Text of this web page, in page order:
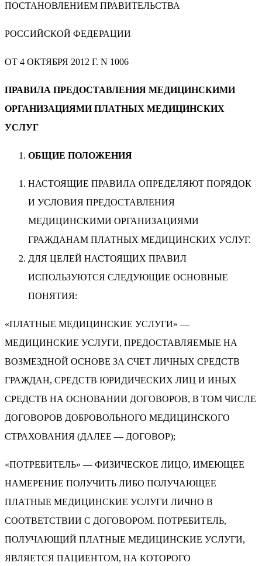
ПОСТАНОВЛЕНИЕМ ПРАВИТЕЛЬСТВА
РОССИЙСКОЙ ФЕДЕРАЦИИ
ОТ 4 ОКТЯБРЯ 2012 Г. N 1006
ПРАВИЛА ПРЕДОСТАВЛЕНИЯ МЕДИЦИНСКИМИ
ОРГАНИЗАЦИЯМИ ПЛАТНЫХ МЕДИЦИНСКИХ
УСЛУГ
ОБЩИЕ ПОЛОЖЕНИЯ
НАСТОЯЩИЕ ПРАВИЛА ОПРЕДЕЛЯЮТ ПОРЯДОК
И УСЛОВИЯ ПРЕДОСТАВЛЕНИЯ
МЕДИЦИНСКИМИ ОРГАНИЗАЦИЯМИ
ГРАЖДАНАМ ПЛАТНЫХ МЕДИЦИНСКИХ УСЛУГ.
ДЛЯ ЦЕЛЕЙ НАСТОЯЩИХ ПРАВИЛ
ИСПОЛЬЗУЮТСЯ СЛЕДУЮЩИЕ ОСНОВНЫЕ
ПОНЯТИЯ:
«ПЛАТНЫЕ МЕДИЦИНСКИЕ УСЛУГИ» —
МЕДИЦИНСКИЕ УСЛУГИ, ПРЕДОСТАВЛЯЕМЫЕ НА
ВОЗМЕЗДНОЙ ОСНОВЕ ЗА СЧЕТ ЛИЧНЫХ СРЕДСТВ
ГРАЖДАН, СРЕДСТВ ЮРИДИЧЕСКИХ ЛИЦ И ИНЫХ
СРЕДСТВ НА ОСНОВАНИИ ДОГОВОРОВ, В ТОМ ЧИСЛЕ
ДОГОВОРОВ ДОБРОВОЛЬНОГО МЕДИЦИНСКОГО
СТРАХОВАНИЯ (ДАЛЕЕ — ДОГОВОР);
«ПОТРЕБИТЕЛЬ» — ФИЗИЧЕСКОЕ ЛИЦО, ИМЕЮЩЕЕ
НАМЕРЕНИЕ ПОЛУЧИТЬ ЛИБО ПОЛУЧАЮЩЕЕ
ПЛАТНЫЕ МЕДИЦИНСКИЕ УСЛУГИ ЛИЧНО В
СООТВЕТСТВИИ С ДОГОВОРОМ. ПОТРЕБИТЕЛЬ,
ПОЛУЧАЮЩИЙ ПЛАТНЫЕ МЕДИЦИНСКИЕ УСЛУГИ,
ЯВЛЯЕТСЯ ПАЦИЕНТОМ, НА КОТОРОГО